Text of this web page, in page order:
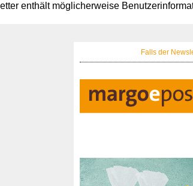
enthält möglicherweise